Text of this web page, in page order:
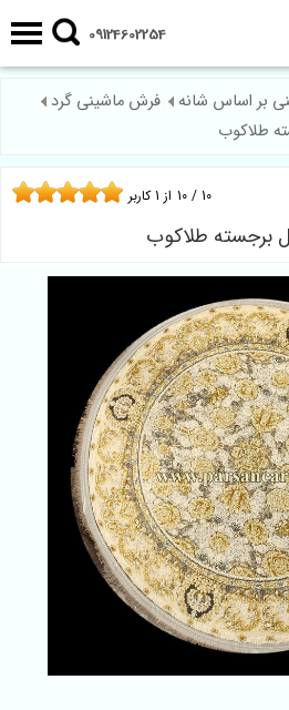
09124602254
بر اساس شانه
فرش ماشینی گرد
طلاکوب
برجسته طلاکوب
10 / 10 از 1کاربر